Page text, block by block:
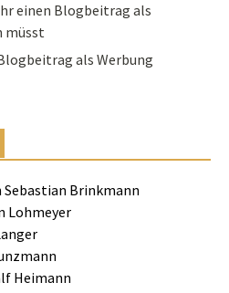
einen Blogbeitrag als
müsst
als Werbung
Sebastian Brinkmann
Lohmeyer
Heimann